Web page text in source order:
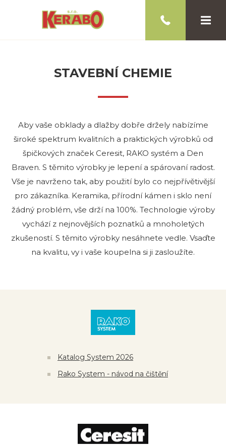
STAVEBNÍ CHEMIE
Aby vaše obklady a dlažby dobře držely nabízíme
široké spektrum kvalitních a praktických výrobků od
špičkových značek Ceresit, RAKO systém a Den
Braven. S těmito výrobky je lepení a spárovaní radost.
Vše je navrženo tak, aby použití bylo co nejpřívětivější
pro zákazníka. Keramika, přírodní kámen i sklo není
žádný problém, vše drží na 100%. Technologie výroby
vychází z nejnovějších poznatků a mnoholetých
zkušeností. S těmito výrobky nesáhnete vedle. Vsaďte
na kvalitu, vy i vaše koupelna si ji zasloužíte.
Katalog System 2026
Rako System - návod na čištění